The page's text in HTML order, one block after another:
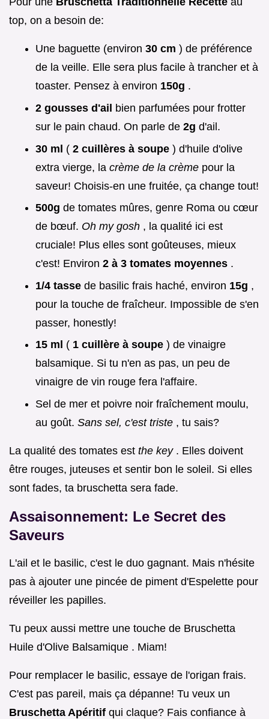
top, on a besoin de:
Une baguette (environ 30 cm ) de préférence
de la veille. Elle sera plus facile à trancher et à
toaster. Pensez à environ 150g .
2 gousses d'ail bien parfumées pour frotter
sur le pain chaud. On parle de 2g d'ail.
30 ml ( 2 cuillères à soupe ) d'huile d'olive
extra vierge, la crème de la crème pour la
saveur! Choisis-en une fruitée, ça change tout!
500g de tomates mûres, genre Roma ou cœur
de bœuf. Oh my gosh , la qualité ici est
cruciale! Plus elles sont goûteuses, mieux
c'est! Environ 2 à 3 tomates moyennes .
1/4 tasse de basilic frais haché, environ 15g ,
pour la touche de fraîcheur. Impossible de s'en
passer, honestly!
15 ml ( 1 cuillère à soupe ) de vinaigre
balsamique. Si tu n'en as pas, un peu de
vinaigre de vin rouge fera l'affaire.
Sel de mer et poivre noir fraîchement moulu,
au goût. Sans sel, c'est triste , tu sais?
La qualité des tomates est the key . Elles doivent
être rouges, juteuses et sentir bon le soleil. Si elles
sont fades, ta bruschetta sera fade.
Assaisonnement: Le Secret des
Saveurs
L'ail et le basilic, c'est le duo gagnant. Mais n'hésite
pas à ajouter une pincée de piment d'Espelette pour
réveiller les papilles.
Tu peux aussi mettre une touche de Bruschetta
Huile d'Olive Balsamique . Miam!
Pour remplacer le basilic, essaye de l'origan frais.
C'est pas pareil, mais ça dépanne! Tu veux un
Bruschetta Apéritif qui claque? Fais confiance à